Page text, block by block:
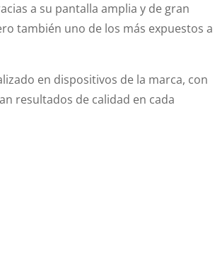
a su pantalla amplia y de gran
también uno de los más expuestos a
en dispositivos de la marca, con
resultados de calidad en cada